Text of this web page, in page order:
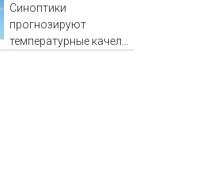
советуют быть
лидером в деле
Синоптики
прогнозируют
температурные качели